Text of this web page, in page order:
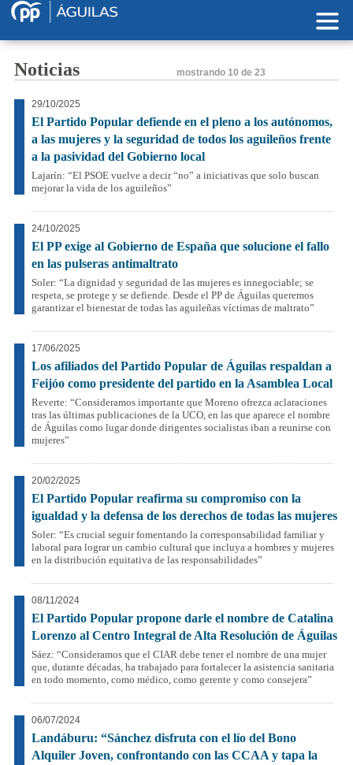
Pasar al contenido principal
Noticias mostrando 10 de 23
29/10/2025
El Partido Popular defiende en el pleno a los autónomos,
a las mujeres y la seguridad de todos los aguileños frente
a la pasividad del Gobierno local
Lajarín: “El PSOE vuelve a decir “no” a iniciativas que solo buscan
mejorar la vida de los aguileños”
24/10/2025
El PP exige al Gobierno de España que solucione el fallo
en las pulseras antimaltrato
Soler: “La dignidad y seguridad de las mujeres es innegociable; se
respeta, se protege y se defiende. Desde el PP de Águilas queremos
garantizar el bienestar de todas las aguileñas víctimas de maltrato”
17/06/2025
Los afiliados del Partido Popular de Águilas respaldan a
Feijóo como presidente del partido en la Asamblea Local
Reverte: “Consideramos importante que Moreno ofrezca aclaraciones
tras las últimas publicaciones de la UCO, en las que aparece el nombre
de Águilas como lugar donde dirigentes socialistas iban a reunirse con
mujeres”
20/02/2025
El Partido Popular reafirma su compromiso con la
igualdad y la defensa de los derechos de todas las mujeres
Soler: “Es crucial seguir fomentando la corresponsabilidad familiar y
laboral para lograr un cambio cultural que incluya a hombres y mujeres
en la distribución equitativa de las responsabilidades”
08/11/2024
El Partido Popular propone darle el nombre de Catalina
Lorenzo al Centro Integral de Alta Resolución de Águilas
Sáez: “Consideramos que el CIAR debe tener el nombre de una mujer
que, durante décadas, ha trabajado para fortalecer la asistencia sanitaria
en todo momento, como médico, como gerente y como consejera”
06/07/2024
Landáburu: “Sánchez disfruta con el lío del Bono
Alquiler Joven, confrontando con las CCAA y tapa la